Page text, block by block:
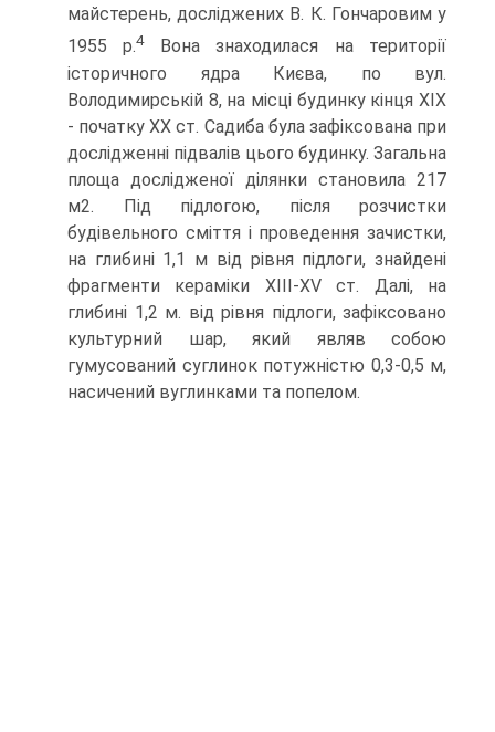
майстерень, досліджених В. К. Гончаровим у
1955 р.4Вона знаходилася на території
історичного ядра Києва, по вул.
Володимирській 8, на місці будинку кінця ХІХ
- початку ХХ ст. Садиба була зафіксована при
дослідженні підвалів цього будинку. Загальна
площа дослідженої ділянки становила 217
м2. Під підлогою, після розчистки
будівельного сміття і проведення зачистки,
на глибині 1,1 м від рівня підлоги, знайдені
фрагменти кераміки ХІІІ-XV ст. Далі, на
глибині 1,2 м. від рівня підлоги, зафіксовано
культурний шар, який являв собою
гумусований суглинок потужністю 0,3-0,5 м,
насичений вуглинками та попелом.